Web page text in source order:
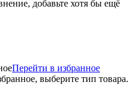
добавьте хотя бы ещё
Перейти в избранное
выберите тип товара.